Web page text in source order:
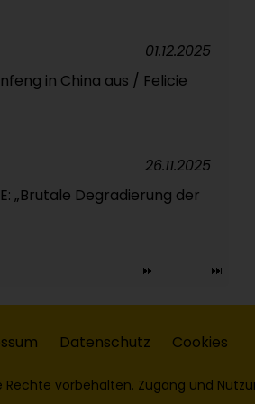
in China aus / Felicie
01.12.2025
„Brutale Degradierung der
26.11.2025
Datenschutz Cookies
vorbehalten. Zugang und